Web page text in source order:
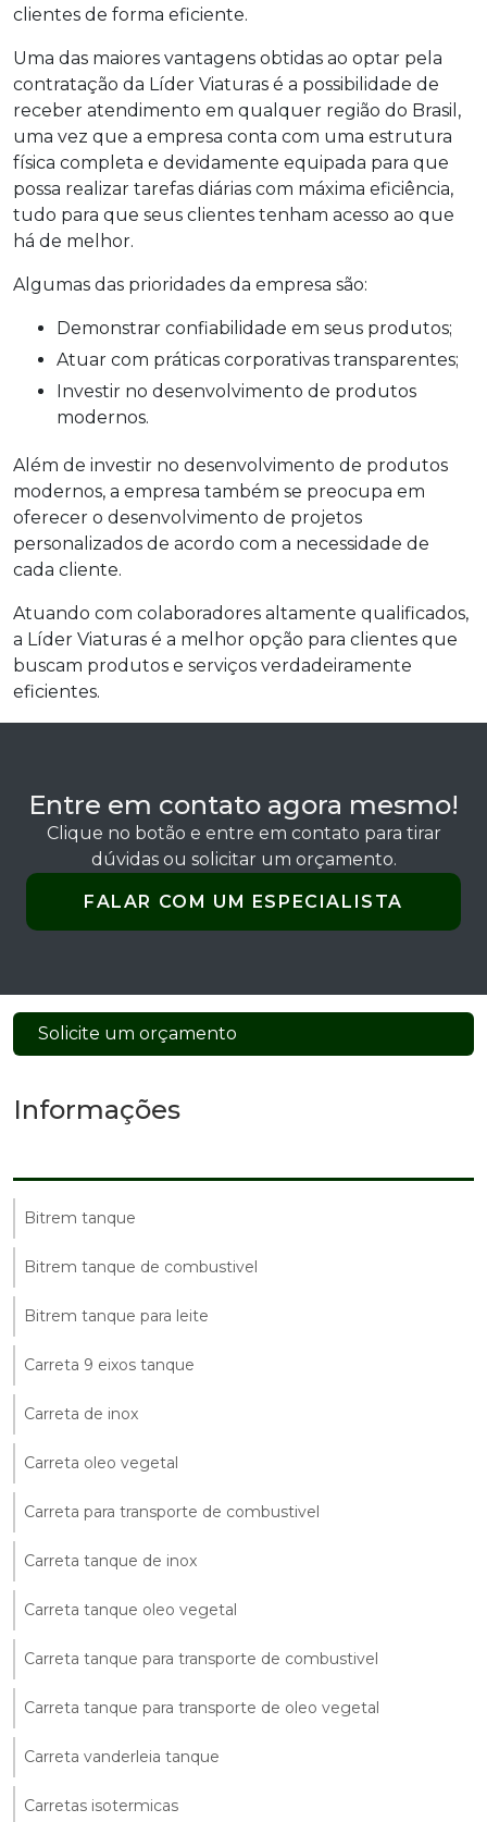
clientes de forma eficiente.
Uma das maiores vantagens obtidas ao optar pela
contratação da Líder Viaturas é a possibilidade de
receber atendimento em qualquer região do Brasil,
uma vez que a empresa conta com uma estrutura
física completa e devidamente equipada para que
possa realizar tarefas diárias com máxima eficiência,
tudo para que seus clientes tenham acesso ao que
há de melhor.
Algumas das prioridades da empresa são:
Demonstrar confiabilidade em seus produtos;
Atuar com práticas corporativas transparentes;
Investir no desenvolvimento de produtos
modernos.
Além de investir no desenvolvimento de produtos
modernos, a empresa também se preocupa em
oferecer o desenvolvimento de projetos
personalizados de acordo com a necessidade de
cada cliente.
Atuando com colaboradores altamente qualificados,
a Líder Viaturas é a melhor opção para clientes que
buscam produtos e serviços verdadeiramente
eficientes.
Entre em contato agora mesmo!
Clique no botão e entre em contato para tirar
dúvidas ou solicitar um orçamento.
FALAR COM UM ESPECIALISTA
Solicite um orçamento
Informações
Bitrem tanque
Bitrem tanque de combustivel
Bitrem tanque para leite
Carreta 9 eixos tanque
Carreta de inox
Carreta oleo vegetal
Carreta para transporte de combustivel
Carreta tanque de inox
Carreta tanque oleo vegetal
Carreta tanque para transporte de combustivel
Carreta tanque para transporte de oleo vegetal
Carreta vanderleia tanque
Carretas isotermicas